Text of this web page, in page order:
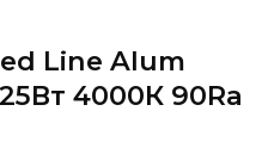
Line Alum
4000К 90Ra